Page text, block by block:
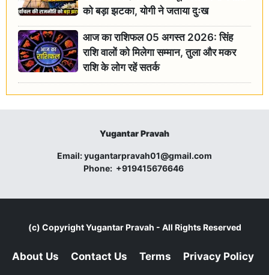
को बड़ा झटका, योगी ने जताया दुःख
आज का राशिफल 05 अगस्त 2026: सिंह
राशि वालों को मिलेगा सम्मान, तुला और मकर
राशि के लोग रहें सतर्क
Yugantar Pravah
Email:yugantarpravah01@gmail.com
Phone: +919415676646
(c) CopyrightYugantar Pravah - All Rights Reserved
About Us Contact Us Terms Privacy Policy